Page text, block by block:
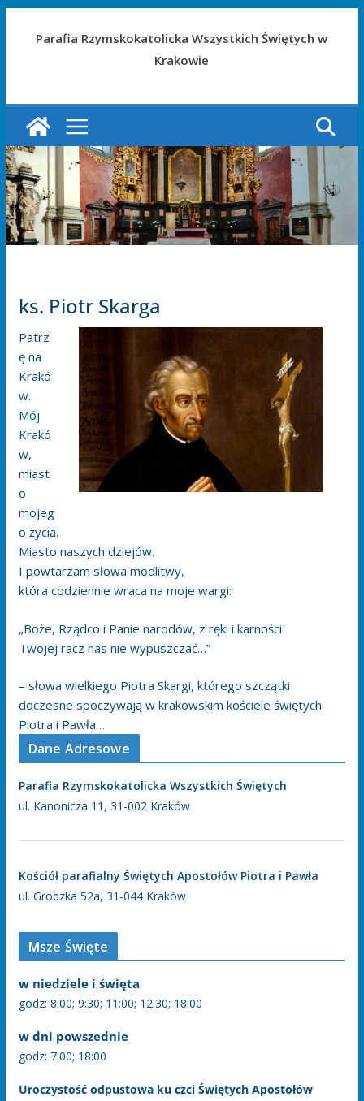
Parafia Rzymskokatolicka Wszystkich Świętych w
Krakowie
ks. Piotr Skarga
Patrz
ę na
Krakó
w.
Mój
Krakó
w,
miast
o
mojeg
o życia.
Miasto naszych dziejów.
I powtarzam słowa modlitwy,
która codziennie wraca na moje wargi:
„Boże, Rządco i Panie narodów, z ręki i karności
Twojej racz nas nie wypuszczać…”
– słowa wielkiego Piotra Skargi, którego szczątki
doczesne spoczywają w krakowskim kościele świętych
Piotra i Pawła…
Dane Adresowe
Parafia Rzymskokatolicka Wszystkich Świętych
ul. Kanonicza 11, 31-002 Kraków
Kościół parafialny Świętych Apostołów Piotra i Pawła
ul. Grodzka 52a, 31-044 Kraków
Msze Święte
w niedziele i święta
godz: 8:00; 9:30; 11:00; 12:30; 18:00
w dni powszednie
godz: 7:00; 18:00
Uroczystość odpustowa ku czci Świętych Apostołów